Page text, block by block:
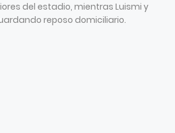
del estadio, mientras Luismi y
reposo domiciliario.